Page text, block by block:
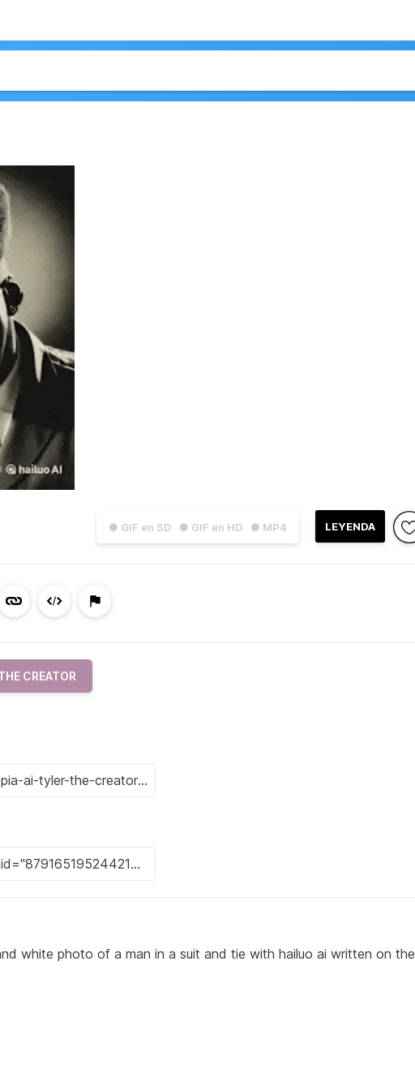
● GIF en SD ● GIF en HD ● MP4 LEYENDA
CREATOR
white photo of a man in a suit and tie with hailuo ai written on the